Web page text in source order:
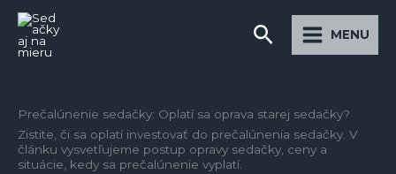
obsah
Hľadať
Main
Menu
MENU
Prečalúnenie sedačky: Oplatí sa oprava starej sedačky?
Zistite, či sa oplatí investovať do prečalúnenia sedačky. V
článku vysvetľujeme postup opravy sedačky, ceny a
situácie, kedy sa prečalúnenie vyplatí.